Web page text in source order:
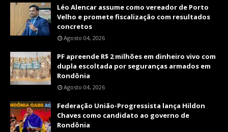
Léo Alencar assume como vereador de Porto
Velho e promete fiscalização com resultados
concretos
Agosto 04, 2026
PF apreende R$ 2 milhões em dinheiro vivo com
dupla escoltada por seguranças armados em
Rondônia
Agosto 04, 2026
Federação União-Progressista lança Hildon
Chaves como candidato ao governo de
Rondônia